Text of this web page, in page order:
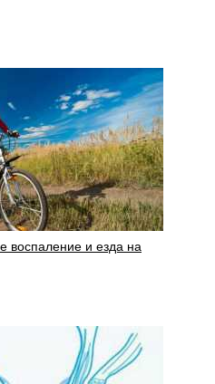
воспаление и езда на